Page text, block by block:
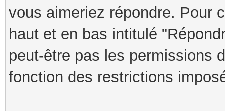
vous aimeriez répondre. Pour
haut et en bas intitulé
peut-être pas les permissions
fonction des restrictions